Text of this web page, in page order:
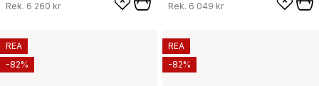
Rek. 6 260 kr Rek. 6 049 kr
REA
-82%
REA
-82%